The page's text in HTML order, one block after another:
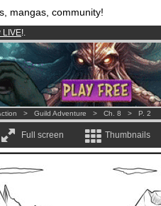
mangas, community!
LIVE!.
3.95 eurosper month !Get membership
and 1000 comics & mangas!.
> Guild Adventure > Ch. 8 > P. 2
Full screen Thumbnails